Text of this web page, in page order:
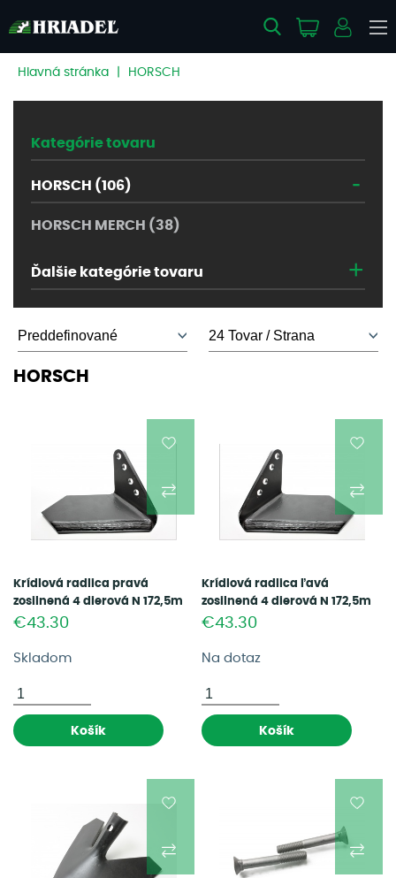
Hlavná stránka HORSCH
Kategórie tovaru
HORSCH (106) -
HORSCH MERCH (38)
Ďalšie kategórie tovaru +
HORSCH
Krídlová radlica pravá
zosilnená 4 dierová N 172,5m
(00311275)
€43.30
Skladom
Košík
Krídlová radlica ľavá
zosilnená 4 dierová N 172,5m
(00311274)
€43.30
Na dotaz
Košík